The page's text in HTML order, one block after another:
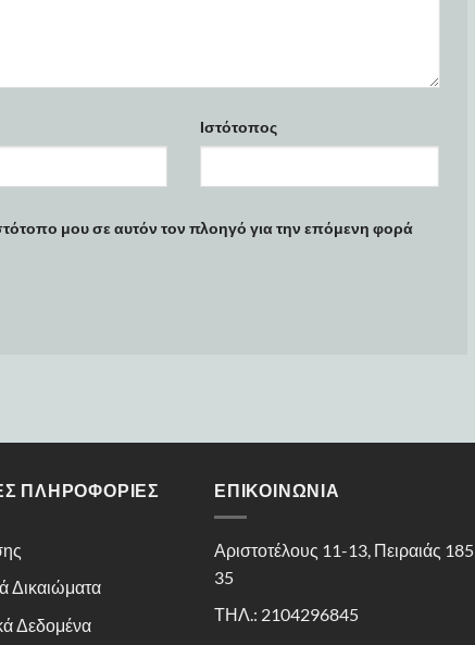
Ιστότοπος
μου σε αυτόν τον πλοηγό για την επόμενη φορά
ΠΛΗΡΟΦΟΡΊΕΣ
Δικαιώματα
Δεδομένα
ΕΠΙΚΟΙΝΩΝΊΑ
Αριστοτέλους 11-13, Πειραιάς 185
35
ΤΗΛ.: 2104296845